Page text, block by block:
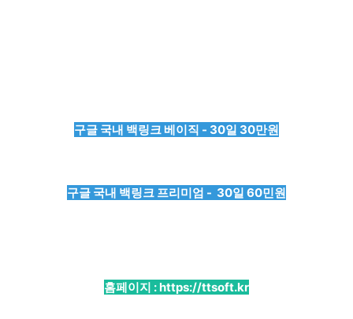
구글 국내 백링크 베이직 - 30일 30만원
구글 국내 백링크 프리미엄 - 30일 60민원
홈페이지 :https://ttsoft.kr